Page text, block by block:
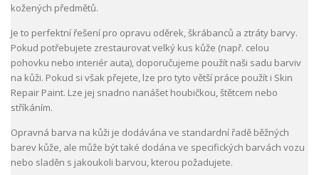
kožených předmětů.
Je to perfektní řešení pro opravu oděrek, škrábanců a ztráty barvy.
Pokud potřebujete zrestaurovat velký kus kůže (např. celou
pohovku nebo interiér auta), doporučujeme použít naši sadu barviv
na kůži. Pokud si však přejete, lze pro tyto větší práce použít i Skin
Repair Paint. Lze jej snadno nanášet houbičkou, štětcem nebo
stříkáním.
Opravná barva na kůži je dodávána ve standardní řadě běžných
barev kůže, ale může být také dodána ve specifických barvách vozu
nebo sladěn s jakoukoli barvou, kterou požadujete.